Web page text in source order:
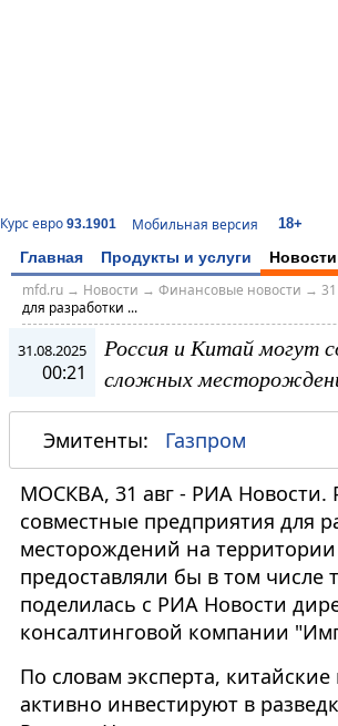
Курс евро 93.1901 Мобильная версия 18+
Главная Продукты и услуги Новости
mfd.ru→ Новости → Финансовые новости →
для разработки ...
31.08.2025
00:21
Россия и Китай могут
сложных
Эмитенты: Газпром
МОСКВА, 31 авг - РИА Новости.
совместные предприятия для
месторождений на
предоставляли бы в том
поделилась с РИА Новости
консалтинговой компании
По словам эксперта,
активно инвестируют в